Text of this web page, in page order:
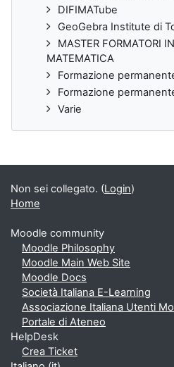
DIFIMATube
GeoGebra Institute di
MASTER FORMATORI
MATEMATICA
Formazione
Formazione
Varie
Non sei collegato. (Login)
Home
Moodle community
Moodle Philosophy
Moodle Main Web Site
Moodle Docs
Società Italiana E-Learning
Associazione Italiana Utenti
Portale di Ateneo
HelpDesk
Crea Ticket